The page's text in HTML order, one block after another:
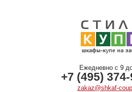
Ежедневно с 9
+7 (495)
zakaz@shkaf-